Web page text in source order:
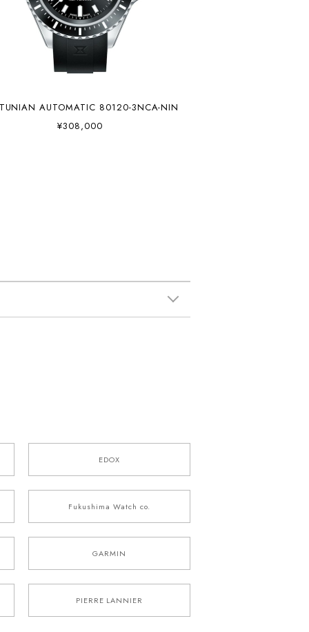
AUTOMATIC 80120-3NCA-NIN
¥308,000
EDOX
Fukushima Watch co.
GARMIN
PIERRE LANNIER